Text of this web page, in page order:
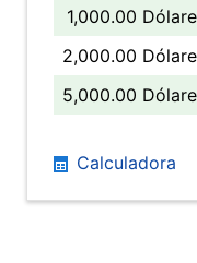
1,000.00
2,000.00
5,000.00
Calculadora